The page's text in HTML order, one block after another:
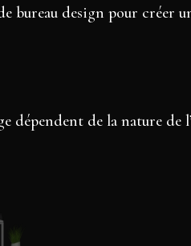
bureau design pour créer
dépendent de la nature